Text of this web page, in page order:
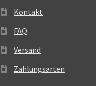
Kontakt
FAQ
Versand
Zahlungsarten